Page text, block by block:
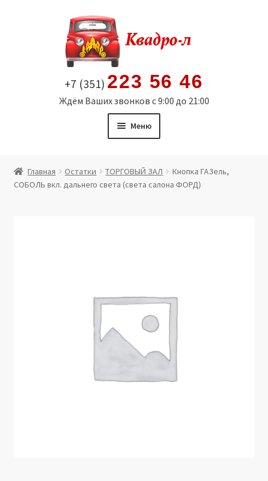
содержимому
+7 (351) 223 56 46
Ждём Ваших звонков с 9:00 до 21:00
Меню
Витрина
Юридические данные
Главная Остатки ТОРГОВЫЙ ЗАЛ
Кнопка ГАЗель,
СОБОЛЬ вкл. дальнего света (света салона ФОРД)